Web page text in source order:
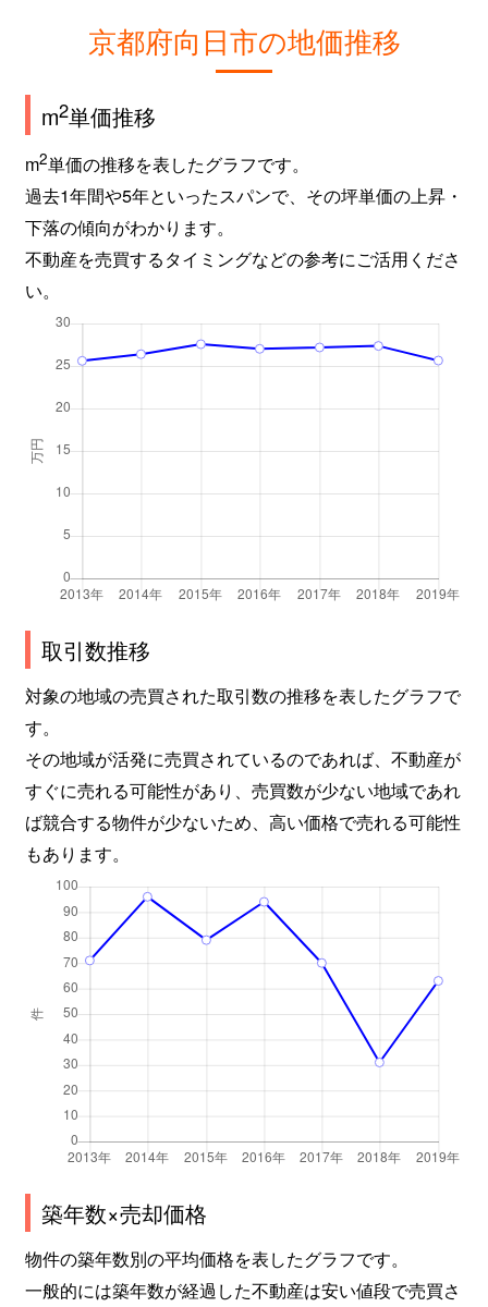
京都府向日市の地価推移
m2単価推移
m2単価の推移を表したグラフです。
過去1年間や5年といったスパンで、その坪単価の上昇・
下落の傾向がわかります。
不動産を売買するタイミングなどの参考にご活用くださ
い。
取引数推移
対象の地域の売買された取引数の推移を表したグラフで
す。
その地域が活発に売買されているのであれば、不動産が
すぐに売れる可能性があり、売買数が少ない地域であれ
ば競合する物件が少ないため、高い価格で売れる可能性
もあります。
築年数×売却価格
物件の築年数別の平均価格を表したグラフです。
一般的には築年数が経過した不動産は安い値段で売買さ